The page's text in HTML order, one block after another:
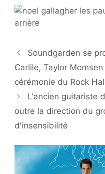
Soundgarden se
Carlile, Taylor
cérémonie du Rock
L'ancien guitariste
outre la direction du
d'insensibilité